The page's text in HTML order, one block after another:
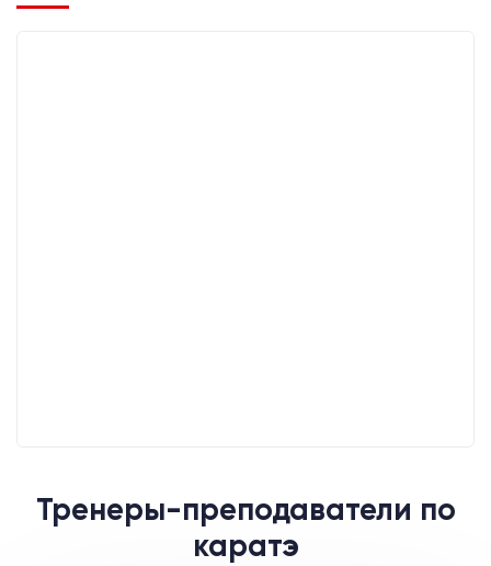
Тренеры-преподаватели по
каратэ